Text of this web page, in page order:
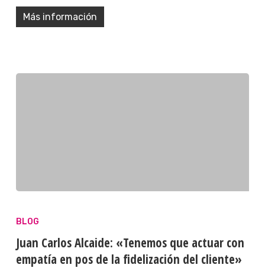
Más información
BLOG
Juan Carlos Alcaide: «Tenemos que actuar con
empatía en pos de la fidelización del cliente»